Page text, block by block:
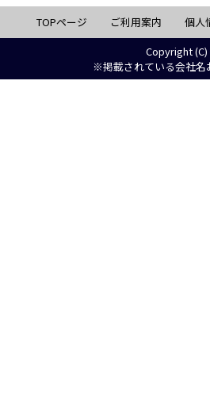
TOPページ ご利用案内
個人
Copyright
※掲載されている会社名